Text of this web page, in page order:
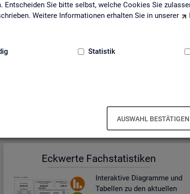
Entscheiden Sie bitte selbst, welche Cookies Sie
Weitere Informationen erhalten Sie in unserer
Statistik
AUSWAHL BESTÄTIGEN
Ar­beits­markt im Über­blick
Eck­wer­te Fach­sta­tis­ti­ken
In­ter­ak­ti­ve Dia­gram­me und
Ta­bel­len zu den ak­tu­el­len